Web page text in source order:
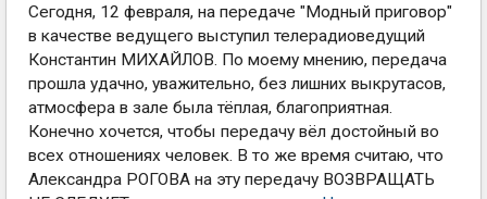
Сегодня, 12 февраля, на передаче "Модный приговор"
в качестве ведущего выступил телерадиоведущий
Константин МИХАЙЛОВ. По моему мнению, передача
прошла удачно, уважительно, без лишних выкрутасов,
атмосфера в зале была тёплая, благоприятная.
Конечно хочется, чтобы передачу вёл достойный во
всех отношениях человек. В то же время считаю, что
Александра РОГОВА на эту передачу ВОЗВРАЩАТЬ